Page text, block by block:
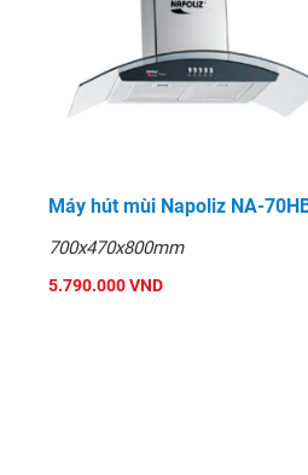
Máy hút mùi Napoliz NA-
700x470x800mm
5.790.000 VND